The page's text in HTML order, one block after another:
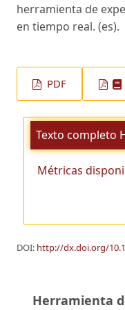
herramienta de
en tiempo real. (es).
PDF
Texto completo
Métricas
DOI: http://dx.doi.org/
Herramienta